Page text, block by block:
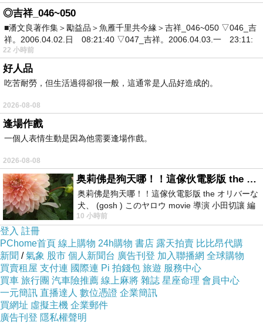
BC省議會建築，週一到週五每日上午9點和10點各有一次
接待民眾的解説導覽，除此之外，一般人不能任意入內參
觀。由於沒有先查詢資訊，我們走到門前已經9點10分，誤
了第一團時間。不想乾耗一小時枯等，於是轉而開車去參
觀古堡大屋。上圖是我拍攝的省議會正面，右邊那座銅像
是1919年鑄的維多利亞女王立像。
省議會前的軍人紀念碑，鐫掛著四面銘牌，紀念為第一
◎吉祥_046~050
■潘文良著作集＞勵益品＞魚雁千里共今緣＞吉祥_046~050 ▽046_吉
祥。2006.04.02.日 08:21:40 ▽047_吉祥。2006.04.03.一 23:11:
22 小時前
好人品
吃苦耐勞，但生活過得卻很一般，這通常是人品好造成的。
2026-08-08
逢場作戲
一個人表情生動是因為他需要逢場作戲。
2026-08-08
奥莉佛是狗天哪！！這傢伙電影版 the オリバーな犬、 (gosh ) このヤロウ movie
奥莉佛是狗天哪！！這傢伙電影版 the オリバーな
犬、 (gosh ) このヤロウ movie 導演 小田切讓 編
劇: 小田切讓 主演: 小田切讓
10 小時前
登入 註冊
PChome首頁 線上購物 24h購物 書店 露天拍賣 比比昂代購
新聞 /氣象 股市 個人新聞台 廣告刊登 加入聯播網 全球購物
買賣租屋 支付連 國際連 Pi 拍錢包 旅遊 服務中心
買車 旅行團 汽車險推薦 線上麻將 雜誌 星座命理 會員中心
一元簡訊 直播達人 數位憑證 企業簡訊
買網址 虛擬主機 企業郵件
廣告刊登 隱私權聲明